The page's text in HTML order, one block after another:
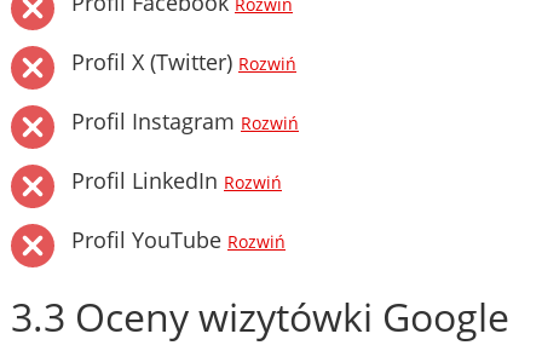
Rozwiń
Profil X (Twitter) Rozwiń
Profil Instagram Rozwiń
Profil LinkedIn Rozwiń
Profil YouTube Rozwiń
3.3 Oceny wizytówki Google